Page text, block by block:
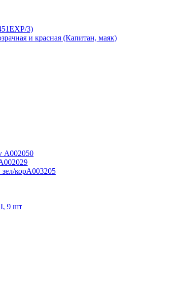
3)
и красная (Капитан, маяк)
А002050
корА003205
9 шт